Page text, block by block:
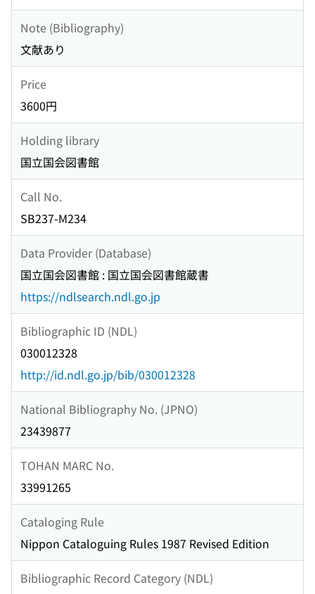
Note (Bibliography)
文献あり
Price
3600円
Holding library
国立国会図書館
Call No.
SB237-M234
Data Provider (Database)
国立国会図書館 : 国立国会図書館蔵書
https://ndlsearch.ndl.go.jp
Bibliographic ID (NDL)
030012328
http://id.ndl.go.jp/bib/030012328
National Bibliography No. (JPNO)
23439877
TOHAN MARC No.
33991265
Cataloging Rule
Nippon Cataloguing Rules 1987 Revised Edition
Bibliographic Record Category (NDL)